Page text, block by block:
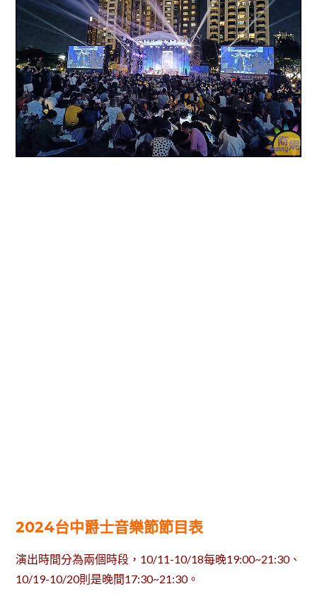
2024台中爵士音樂節節目表
演出時間分為兩個時段，10/11-10/18每晚19:00~21:30、
10/19-10/20則是晚間17:30~21:30。